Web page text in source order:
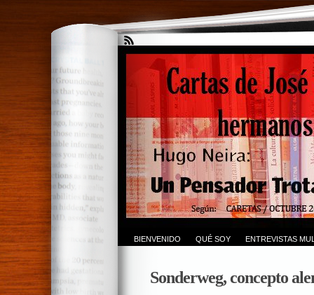
BIENVENIDO QUÉ SOY ENTREVISTAS
Sonderweg, concepto